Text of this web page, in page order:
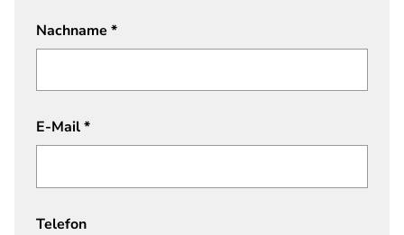
Nachname *
E-Mail*
Telefon